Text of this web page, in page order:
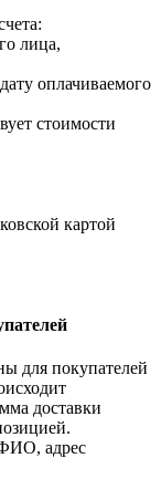
лица,
оплачиваемого
стоимости
картой
для покупателей
доставки
адрес